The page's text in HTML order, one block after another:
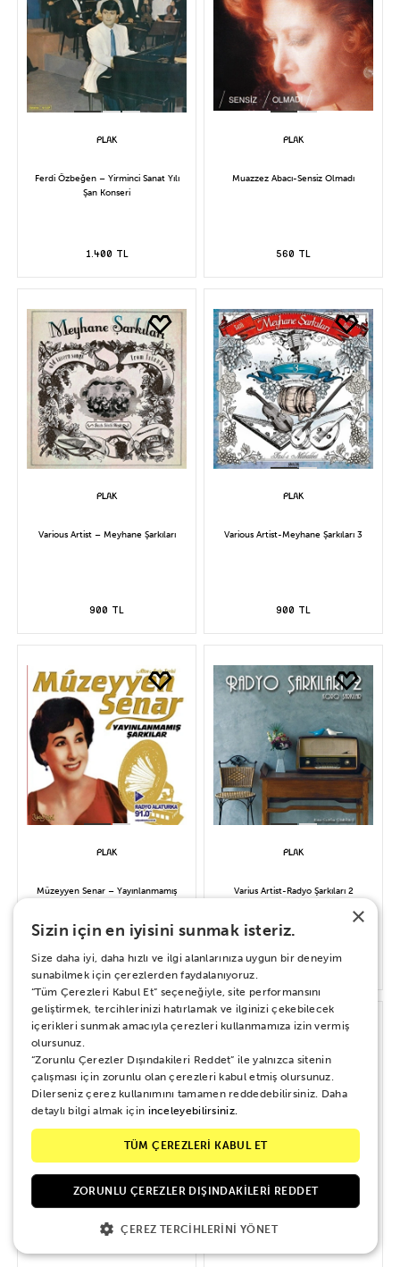
Ferdi Özbeğen – Yirminci Sanat Yılı
Şan Konseri
1.400 TL
Muazzez Abacı-Sensiz Olmadı
560 TL
Various Artist – Meyhane Şarkıları
900 TL
Various Artist-Meyhane Şarkıları 3
900 TL
Müzeyyen Senar – Yayınlanmamış
1.000 TL
Varius Artist-Radyo Şarkıları 2
×
Sizin için en iyisini sunmak isteriz.
Size daha iyi, daha hızlı ve ilgi alanlarınıza uygun bir deneyim
sunabilmek için çerezlerden faydalanıyoruz.
“Tüm Çerezleri Kabul Et” seçeneğiyle, site performansını
geliştirmek, tercihlerinizi hatırlamak ve ilginizi çekebilecek
içerikleri sunmak amacıyla çerezleri kullanmamıza izin vermiş
olursunuz.
“Zorunlu Çerezler Dışındakileri Reddet” ile yalnızca sitenin
çalışması için zorunlu olan çerezleri kabul etmiş olursunuz.
Dilerseniz çerez kullanımını tamamen reddedebilirsiniz. Daha
detaylı bilgi almak için inceleyebilirsiniz.
TÜM ÇEREZLERİ KABUL ET
ZORUNLU ÇEREZLER DIŞINDAKILERI REDDET
ÇEREZ TERCIHLERINI YÖNET